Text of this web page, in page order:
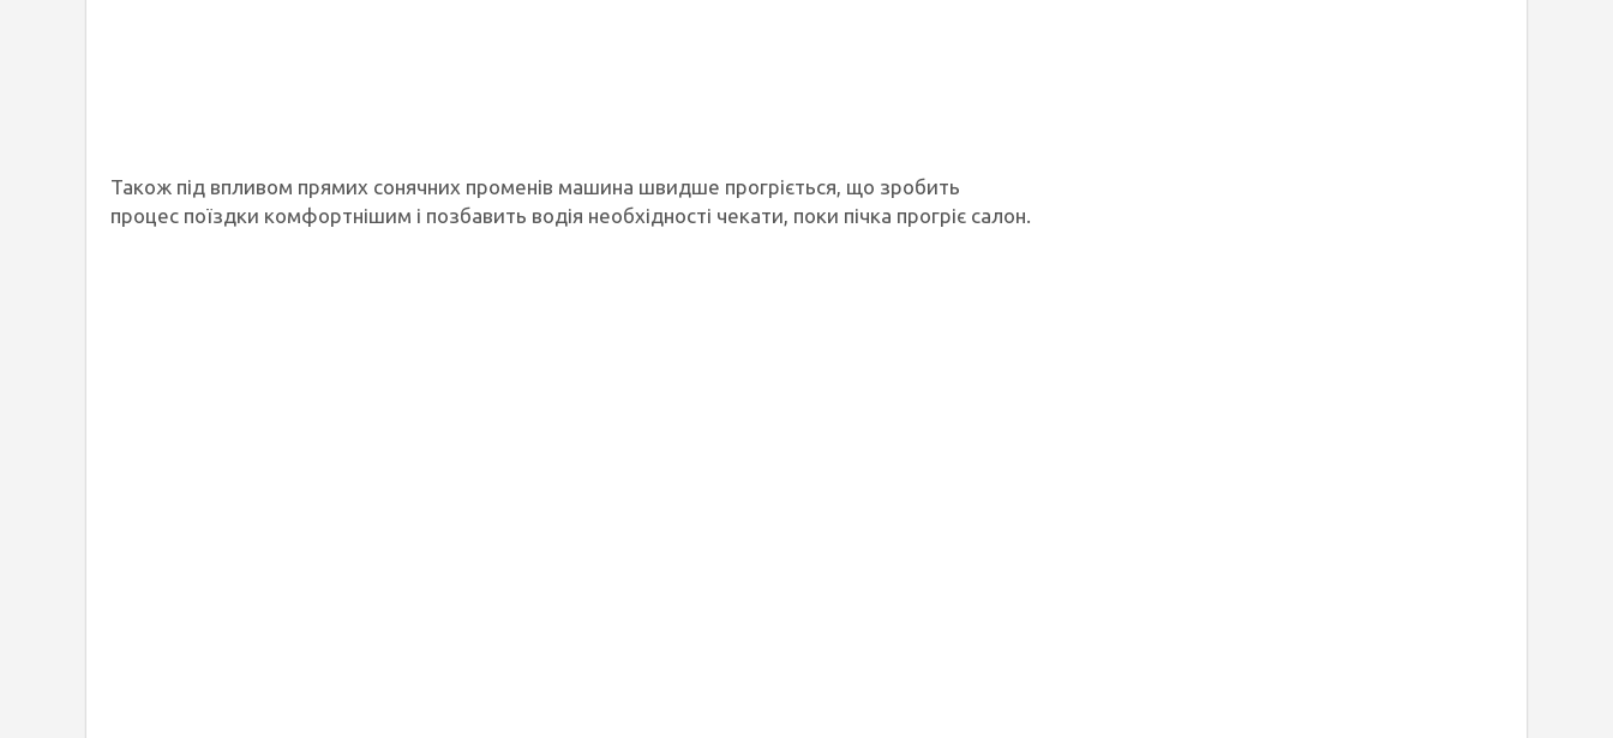
Також під впливом прямих сонячних променів машина швидше прогріється, що зробить
процес поїздки комфортнішим і позбавить водія необхідності чекати, поки пічка прогріє салон.